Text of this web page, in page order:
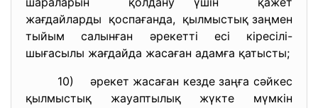
жағдайларды қоспағанда, қылмыстық заңмен
тыйым салынған әрекетті есі кіресілі-
шығасылы жағдайда жасаған адамға қатысты;
10) әрекет жасаған кезде заңға сәйкес
қылмыстық жауаптылық жүкте мүмкін